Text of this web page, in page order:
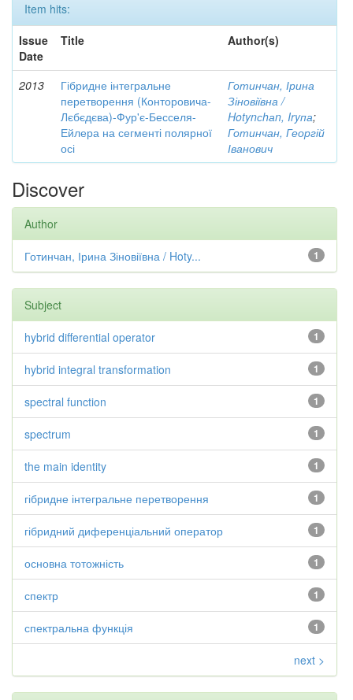
Item hits:
Issue
Date
Title Author(s)
2013
Гібридне інтегральне
перетворення (Конторовича-
Лєбєдєва)-Фур'є-Бесселя-
Ейлера на сегменті полярної
осі
Готинчан, Ірина
Зіновіївна /
Hotynсhаn, Iryпа;
Готинчан, Георгій
Іванович
Discover
Author
1
Готинчан, Ірина Зіновіївна / Hoty...
Subject
1
hybrid differential operator
1
hybrid integral transformation
1
spectral function
1
spectrum
1
the main identity
1
гібридне інтегральне перетворення
1
гібридний диференціальний оператор
1
основна тотожність
1
спектр
1
спектральна функція
next >